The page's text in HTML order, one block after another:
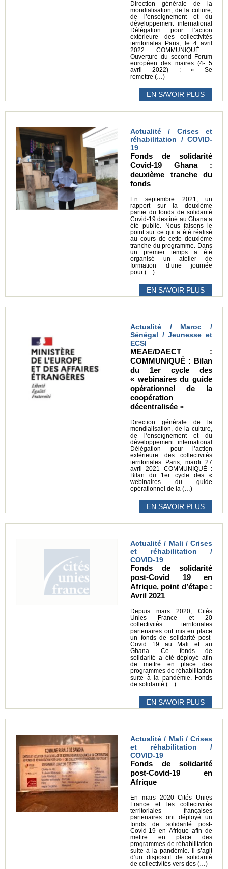
Direction générale de la
mondialisation, de la culture,
de l’enseignement et du
développement international
Délégation pour l’action
extérieure des collectivités
territoriales Paris, le 4 avril
2022 COMMUNIQUÉ :
Ouverture du second Forum
européen des maires (4- 5
avril 2022) : « Se
remettre (…)
EN SAVOIR PLUS
Actualité / Crises et
réhabilitation / COVID-
19
Fonds de solidarité
Covid-19 Ghana :
deuxième tranche du
fonds
En septembre 2021, un
rapport sur la deuxième
partie du fonds de solidarité
Covid-19 destiné au Ghana a
été publié. Nous faisons le
point sur ce qui a été réalisé
au cours de cette deuxième
tranche du programme. Dans
un premier temps a été
organisé un atelier de
formation d’une journée
pour (…)
EN SAVOIR PLUS
Actualité / Maroc /
Sénégal / Jeunesse et
ECSI
MEAE/DAECT :
COMMUNIQUÉ : Bilan
du 1er cycle des
« webinaires du guide
opérationnel de la
coopération
décentralisée »
Direction générale de la
mondialisation, de la culture,
de l’enseignement et du
développement international
Délégation pour l’action
extérieure des collectivités
territoriales Paris, mardi 27
avril 2021 COMMUNIQUÉ :
Bilan du 1er cycle des «
webinaires du guide
opérationnel de la (…)
EN SAVOIR PLUS
Actualité / Mali / Crises
et réhabilitation /
COVID-19
Fonds de solidarité
post-Covid 19 en
Afrique, point d’étape :
Avril 2021
Depuis mars 2020, Cités
Unies France et 20
collectivités territoriales
partenaires ont mis en place
un fonds de solidarité post-
Covid 19 au Mali et au
Ghana. Ce fonds de
solidarité a été déployé afin
de mettre en place des
programmes de réhabilitation
suite à la pandémie. Fonds
de solidarité (…)
EN SAVOIR PLUS
Actualité / Mali / Crises
et réhabilitation /
COVID-19
Fonds de solidarité
post-Covid-19 en
Afrique
En mars 2020 Cités Unies
France et les collectivités
territoriales françaises
partenaires ont déployé un
fonds de solidarité post-
Covid-19 en Afrique afin de
mettre en place des
programmes de réhabilitation
suite à la pandémie. Il s’agit
d’un dispositif de solidarité
de collectivités vers des (…)